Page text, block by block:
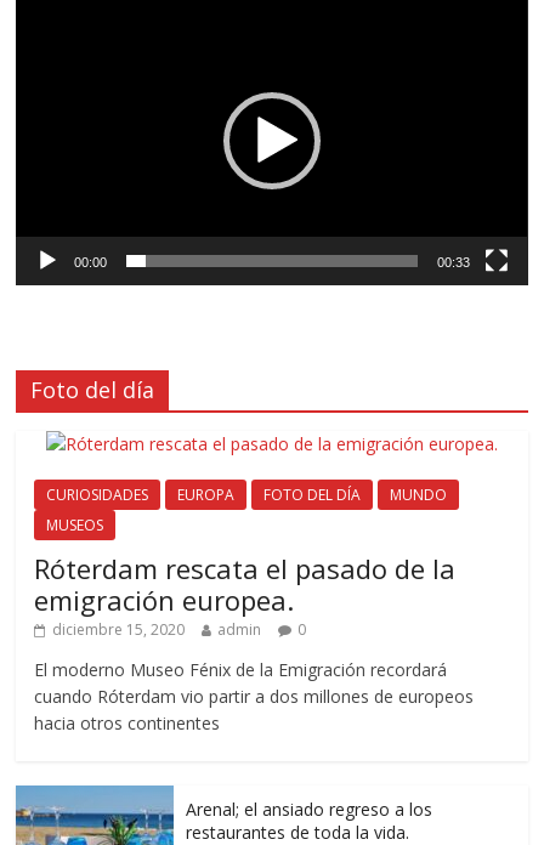
00:00 00:33
Foto del día
CURIOSIDADES EUROPA FOTO DEL DÍA
MUNDO
MUSEOS
Róterdam rescata el pasado de la
emigración europea.
diciembre 15, 2020 admin 0
El moderno Museo Fénix de la Emigración recordará
cuando Róterdam vio partir a dos millones de europeos
hacia otros continentes
Arenal; el ansiado regreso a los
restaurantes de toda la vida.